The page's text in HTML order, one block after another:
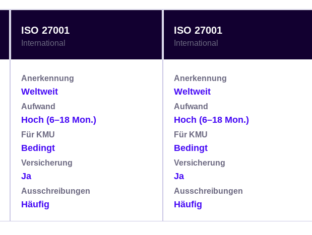
ISO 27001
International
Anerkennung
Weltweit
Aufwand
Hoch (6–18 Mon.)
Für KMU
Bedingt
Versicherung
Ja
Ausschreibungen
Häufig
ISO 27001
International
Anerkennung
Weltweit
Aufwand
Hoch (6–18 Mon.)
Für KMU
Bedingt
Versicherung
Ja
Ausschreibungen
Häufig